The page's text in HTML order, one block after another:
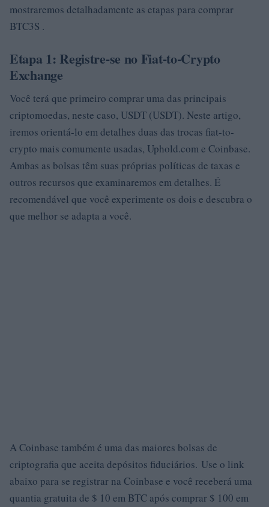
mostraremos detalhadamente as etapas para comprar
BTC3S .
Etapa 1: Registre-se no Fiat-to-Crypto
Exchange
Você terá que primeiro comprar uma das principais
criptomoedas, neste caso, USDT (USDT). Neste artigo,
iremos orientá-lo em detalhes duas das trocas fiat-to-
crypto mais comumente usadas, Uphold.com e Coinbase.
Ambas as bolsas têm suas próprias políticas de taxas e
outros recursos que examinaremos em detalhes. É
recomendável que você experimente os dois e descubra o
que melhor se adapta a você.
A Coinbase também é uma das maiores bolsas de
criptografia que aceita depósitos fiduciários. Use o link
abaixo para se registrar na Coinbase e você receberá uma
quantia gratuita de $ 10 em BTC após comprar $ 100 em